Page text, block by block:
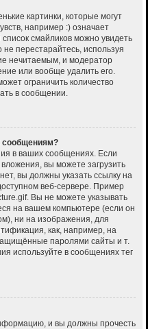
картинки, которые могут
например :) означает
смайликов можно увидеть
перестарайтесь, используя
нечитаемым, и модератор
или вообще удалить его.
ограничить количество
в сообщении.
сообщениям?
в ваших сообщениях. Если
вы можете загрузить
вы должны указать ссылку на
веб-сервере. Пример
Вы не можете указывать
на вашем компьютере (если он
ни на изображения, для
как, например, на
паролями сайты и т.
используйте в сообщениях тег
и вы должны прочесть